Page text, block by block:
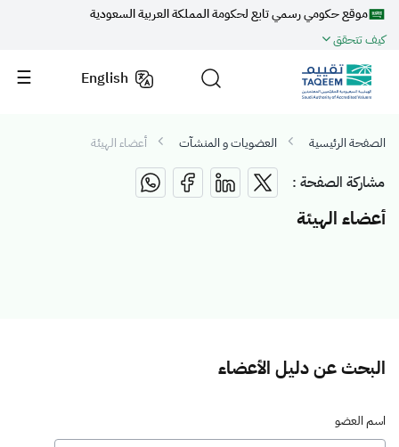
موقع حكومي رسمي تابع لحكومة المملكة العربية السعودية
كيف تتحقق
English
الصفحة الرئيسية العضويات و المنشآت أعضاء الهيئة
مشاركة الصفحة :
أعضاء الهيئة
البحث عن دليل الأعضاء
اسم العضو